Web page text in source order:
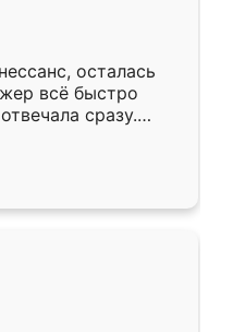
осталась
всё быстро
сразу.
подошёл к
Собрали
аккуратно, даже